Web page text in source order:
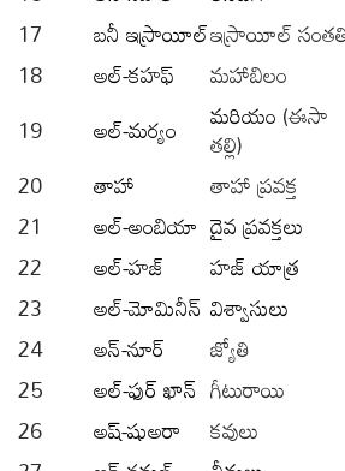
17
బనీ ఇస్రాయీల్ఇస్రాయీల్
18
అల్-కహఫ్ మహాబిలం
19
అల్-మర్యం మరియం(ఈసా
తల్లి)
20
తాహా తాహా ప్రవక్త
21
అల్-అంబియా దైవ ప్రవక్తలు
22
అల్-హజ్ హజ్ యాత్ర
23
అల్-మోమినీన్ విశ్వాసులు
24
అన్-నూర్ జ్యోతి
25
అల్-ఫుర్ ఖాన్ గీటురాయి
26
అష్-షుఅరా కవులు